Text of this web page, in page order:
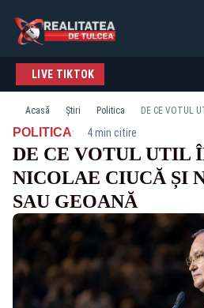
LIVE TIKTOK
Acasă Știri Politica
POLITICA· 4 min citire
DE CE VOTUL UTIL
NICOLAE CIUCĂ ȘI
SAU GEOANĂ